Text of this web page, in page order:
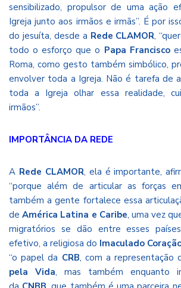
sensibilizado, propulsor de uma ação
Igreja junto aos irmãos e irmãs”. É por
do jesuíta, desde a Rede CLAMOR,
todo o esforço que o Papa Francisco
Roma, como gesto também simbólico,
envolver toda a Igreja. Não é tarefa de
toda a Igreja olhar essa realidade,
irmãos”.
IMPORTÂNCIA DA REDE
A Rede CLAMOR, ela é importante,
“porque além de articular as forças
também a gente fortalece essa
deAmérica Latina e Caribe, uma vez
migratórios se dão entre esses
efetivo, a religiosa do Imaculado
“o papel da CRB, com a representação
pela Vida, mas também enquanto